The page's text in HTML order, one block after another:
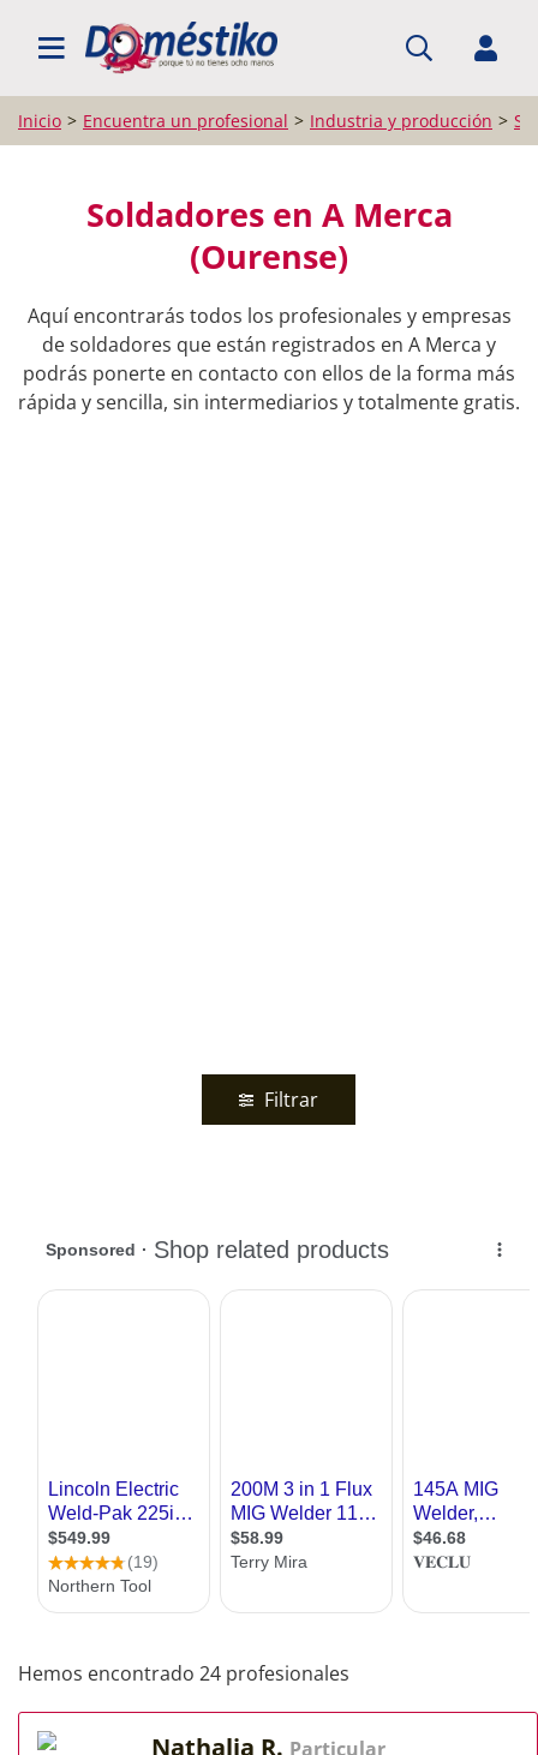
BUSCAR PROFESIONALES
Inicio Encuentra un profesional Industria y producción
Soldadores en A Merca
(Ourense)
Aquí encontrarás todos los profesionales y empresas
de soldadores que están registrados en A Merca y
podrás ponerte en contacto con ellos de la forma más
rápida y sencilla, sin intermediarios y totalmente gratis.
Filtrar
Hemos encontrado 24 profesionales
Nathalia R. Particular